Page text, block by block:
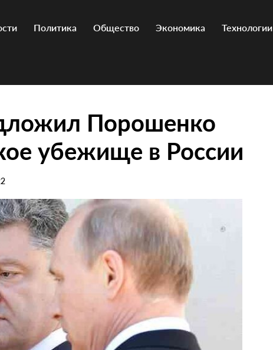
Политика Общество Экономика Технологии
Порошенко
убежище в России